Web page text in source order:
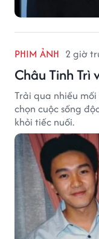
PHIM ẢNH 2 giờ
Châu Tinh
Trải qua nhiều
chọn cuộc sống
khỏi tiếc nuối.